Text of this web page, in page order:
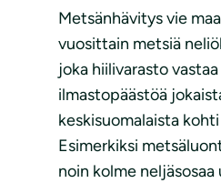
Metsänhävitys vie
vuosittain metsiä
joka hiilivarasto
ilmastopäästöä
keskisuomalaista
Esimerkiksi
noin kolme neljäsosaa